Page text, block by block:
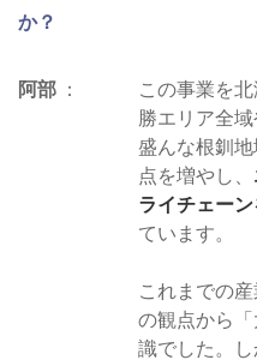
か？
阿部
この事業を
勝エリア全
盛んな根釧
点を増やし、
ライチェー
ています。
これまでの
の観点から
識でした。